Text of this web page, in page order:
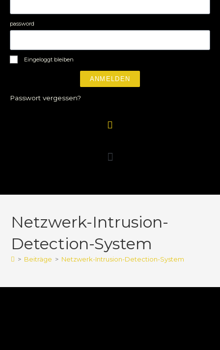
password
Eingeloggt bleiben
ANMELDEN
Passwort vergessen?
Netzwerk-Intrusion-
Detection-System
> Beiträge > Netzwerk-Intrusion-Detection-System